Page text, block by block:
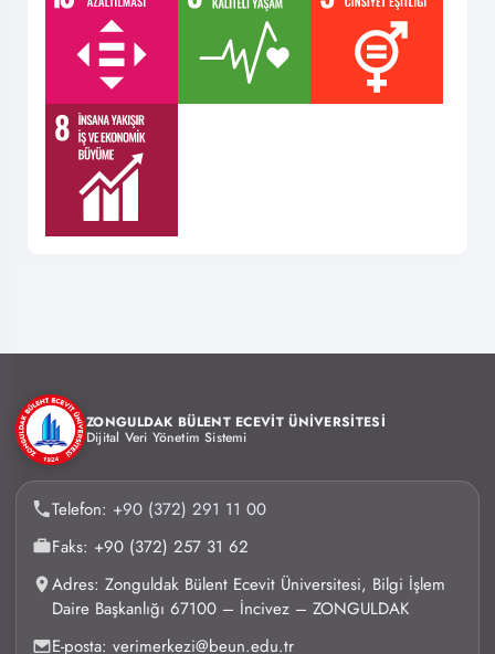
ZONGULDAK BÜLENT ECEVİT ÜNİVERSİTESİ
Dijital Veri Yönetim Sistemi
Telefon: +90 (372) 291 11 00
Faks: +90 (372) 257 31 62
Adres: Zonguldak Bülent Ecevit Üniversitesi, Bilgi İşlem
Daire Başkanlığı 67100 – İncivez – ZONGULDAK
E-posta: verimerkezi@beun.edu.tr